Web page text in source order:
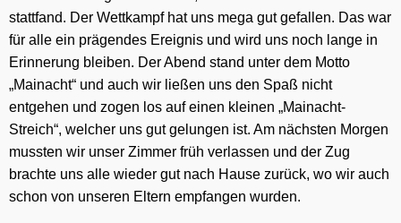
stattfand. Der Wettkampf hat uns mega gut gefallen. Das war
für alle ein prägendes Ereignis und wird uns noch lange in
Erinnerung bleiben. Der Abend stand unter dem Motto
„Mainacht“ und auch wir ließen uns den Spaß nicht
entgehen und zogen los auf einen kleinen „Mainacht-
Streich“, welcher uns gut gelungen ist. Am nächsten Morgen
mussten wir unser Zimmer früh verlassen und der Zug
brachte uns alle wieder gut nach Hause zurück, wo wir auch
schon von unseren Eltern empfangen wurden.